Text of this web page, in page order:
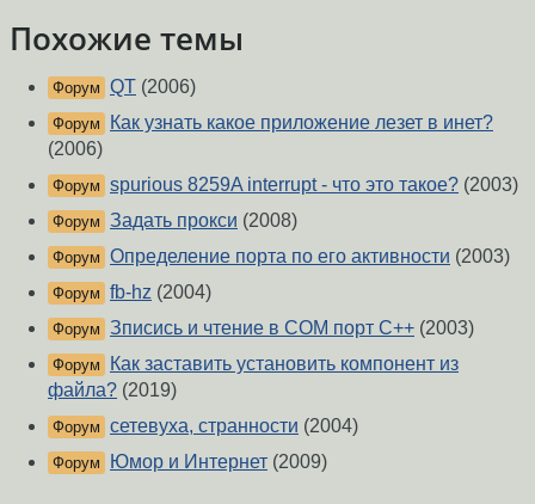
Похожие темы
Форум QT (2006)
Форум
Как узнать какое приложение лезет в инет?
(2006)
Форум spurious 8259A interrupt - что это такое? (2003)
Форум Задать прокси (2008)
Форум Определение порта по его активности (2003)
Форум fb-hz (2004)
Форум Зписись и чтение в COM порт С++ (2003)
Форум
Как заставить установить компонент из
файла? (2019)
Форум сетевуха, странности (2004)
Форум Юмор и Интернет (2009)